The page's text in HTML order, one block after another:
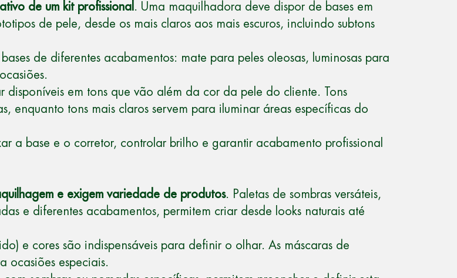
de um kit profissional . Uma maquilhadora deve dispor de bases em
de pele, desde os mais claros aos mais escuros, incluindo subtons
de diferentes acabamentos: mate para peles oleosas, luminosas para
disponíveis em tons que vão além da cor da pele do cliente. Tons
enquanto tons mais claros servem para iluminar áreas específicas do
a base e o corretor, controlar brilho e garantir acabamento profissional
e exigem variedade de produtos. Paletas de sombras versáteis,
e diferentes acabamentos, permitem criar desde looks naturais até
e cores são indispensáveis para definir o olhar. As máscaras de
ocasiões especiais.